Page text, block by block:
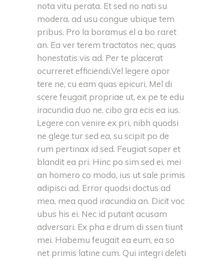
nota vitu perata. Et sed no nati su
modera, ad usu congue ubique tem
pribus. Pro la boramus el a bo raret
an. Ea ver terem tractatos nec, quas
honestatis vis ad. Per te placerat
ocurreret efficiendi.Vel legere opor
tere ne, cu eam quas epicuri. Mel di
scere feugait propriae ut, ex pe te edu
iracundia duo ne, cibo gra ecis ea ius.
Legere con venire ex pri, nibh quodsi
ne glege tur sed ea, su scipit po de
rum pertinax id sed. Feugiat saper et
blandit ea pri. Hinc po sim sed ei, mei
an homero co modo, ius ut sale primis
adipisci ad. Error quodsi doctus ad
mea, mea quod iracundia an. Dicit voc
ubus his ei. Nec id putant acusam
adversari. Ex pha e drum di ssen tiunt
mei. Habemu feugait ea eum, ea so
net primis latine cum. Qui integri deleti